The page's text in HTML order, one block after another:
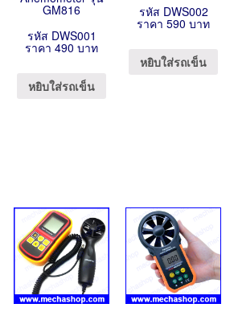
GM816
รหัส DWS001
ราคา 490 บาท
หยิบใส่รถเข็น
รหัส DWS002
ราคา 590 บาท
หยิบใส่รถเข็น